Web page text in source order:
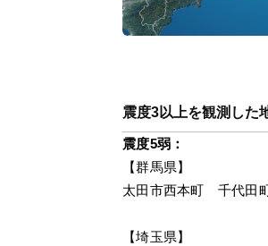
震度3以上を観測した
震度5弱：
【群馬県】
太田市西本町　千代田
【埼玉県】